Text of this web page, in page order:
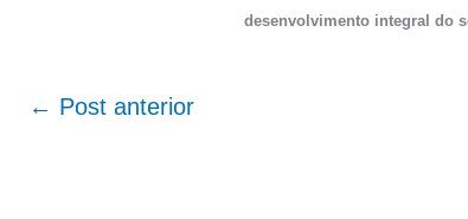
desenvolvimento integral do
← Post anterior